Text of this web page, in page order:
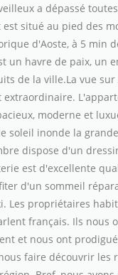
a dépassé
situé au pied des
d'Aoste, à 5 min
un havre de paix, un
de la ville.La vue sur
extraordinaire.
moderne et
soleil inonde la
dispose d'un
est d'excellente
d'un sommeil
Les propriétaires
français. Ils nous
et nous ont
faire découvrir les